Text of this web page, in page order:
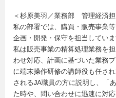
＜杉原美羽／業務部 管理経済
私の部署では、購買・販売事業
企画・開発・保守を担当していま
私は販売事業の精算処理業務を
わせ対応、計画に基づいた業務
に端末操作研修の講師役も任さ
されるJA職員の方に説明し、「
た時や、問い合わせに迅速に対